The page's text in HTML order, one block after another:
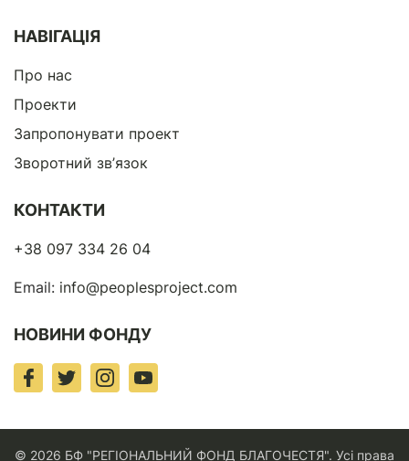
НАВІГАЦІЯ
Про нас
Проекти
Запропонувати проект
Зворотний зв’язок
КОНТАКТИ
+38 097 334 26 04
Email: info@peoplesproject.com
НОВИНИ ФОНДУ
© 2026 БФ "РЕГІОНАЛЬНИЙ ФОНД БЛАГОЧЕСТЯ". Усі права